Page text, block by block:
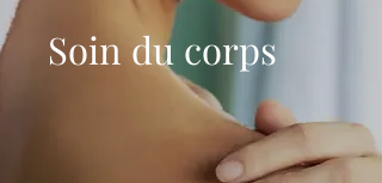
Soin du corps